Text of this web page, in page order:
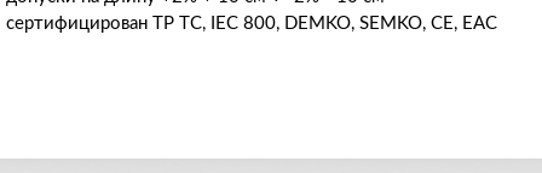
сертифицирован TP TC, IEC 800, DEMKO, SEMKO, CE, EAC